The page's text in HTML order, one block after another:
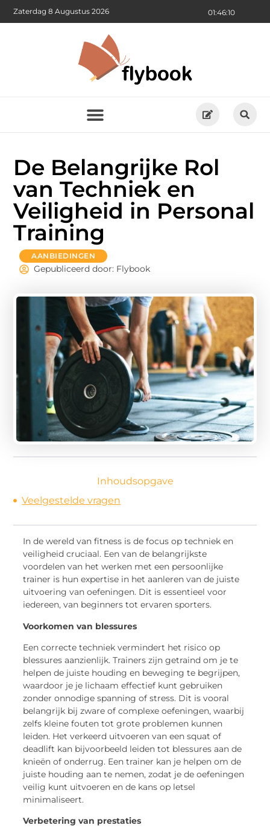
01:46:12
Zaterdag 8 Augustus 2026
De Belangrijke Rol
van Techniek en
Veiligheid in Personal
Training
AANBIEDINGEN
Gepubliceerd door: Flybook
Inhoudsopgave
Veelgestelde vragen
In de wereld van fitness is de focus op techniek en
veiligheid cruciaal. Een van de belangrijkste
voordelen van het werken met een persoonlijke
trainer is hun expertise in het aanleren van de juiste
uitvoering van oefeningen. Dit is essentieel voor
iedereen, van beginners tot ervaren sporters.
Voorkomen van blessures
Een correcte techniek vermindert het risico op
blessures aanzienlijk. Trainers zijn getraind om je te
helpen de juiste houding en beweging te begrijpen,
waardoor je je lichaam effectief kunt gebruiken
zonder onnodige spanning of stress. Dit is vooral
belangrijk bij zware of complexe oefeningen, waarbij
zelfs kleine fouten tot grote problemen kunnen
leiden. Het verkeerd uitvoeren van een squat of
deadlift kan bijvoorbeeld leiden tot blessures aan de
knieën of onderrug. Een trainer kan je helpen om de
juiste houding aan te nemen, zodat je de oefeningen
veilig kunt uitvoeren en de kans op letsel
minimaliseert.
Verbetering van prestaties